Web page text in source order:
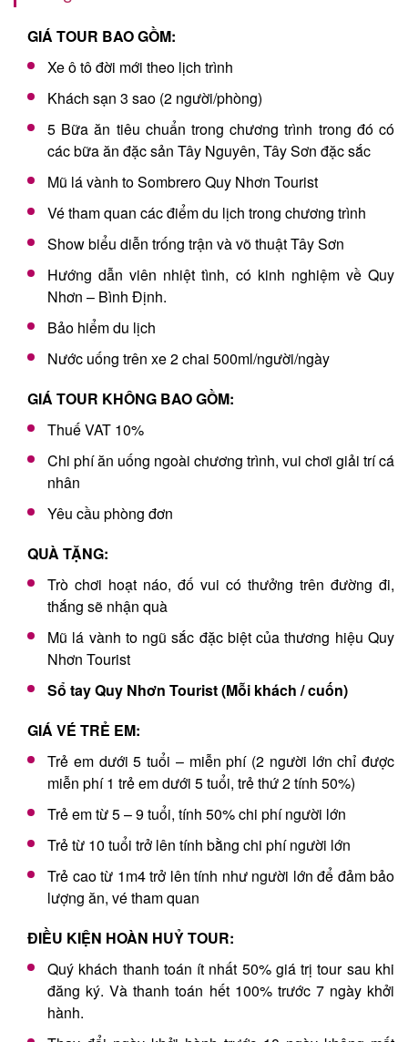
GIÁ TOUR BAO GỒM:
Xe ô tô đời mới theo lịch trình
Khách sạn 3 sao (2 người/phòng)
5 Bữa ăn tiêu chuẩn trong chương trình trong đó có
các bữa ăn đặc sản Tây Nguyên, Tây Sơn đặc sắc
Mũ lá vành to Sombrero Quy Nhơn Tourist
Vé tham quan các điểm du lịch trong chương trình
Show biểu diễn trống trận và võ thuật Tây Sơn
Hướng dẫn viên nhiệt tình, có kinh nghiệm về Quy
Nhơn – Bình Định.
Bảo hiểm du lịch
Nước uống trên xe 2 chai 500ml/người/ngày
GIÁ TOUR KHÔNG BAO GỒM:
Thuế VAT 10%
Chi phí ăn uống ngoài chương trình, vui chơi giải trí cá
nhân
Yêu cầu phòng đơn
QUÀ TẶNG:
Trò chơi hoạt náo, đố vui có thưởng trên đường đi,
thắng sẽ nhận quà
Mũ lá vành to ngũ sắc đặc biệt của thương hiệu Quy
Nhơn Tourist
Sổ tay Quy Nhơn Tourist (Mỗi khách / cuốn)
GIÁ VÉ TRẺ EM:
Trẻ em dưới 5 tuổi – miễn phí (2 người lớn chỉ được
miễn phí 1 trẻ em dưới 5 tuổi, trẻ thứ 2 tính 50%)
Trẻ em từ 5 – 9 tuổi, tính 50% chi phí người lớn
Trẻ từ 10 tuổi trở lên tính bằng chi phí người lớn
Trẻ cao từ 1m4 trở lên tính như người lớn để đảm bảo
lượng ăn, vé tham quan
ĐIỀU KIỆN HOÀN HUỶ TOUR:
Quý khách thanh toán ít nhất 50% giá trị tour sau khi
đăng ký. Và thanh toán hết 100% trước 7 ngày khởi
hành.